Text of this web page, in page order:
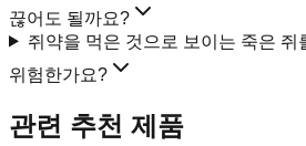
끊어도 될까요?
쥐약을 먹은 것으로 보이는 죽은 쥐
위험한가요?
관련 추천 제품